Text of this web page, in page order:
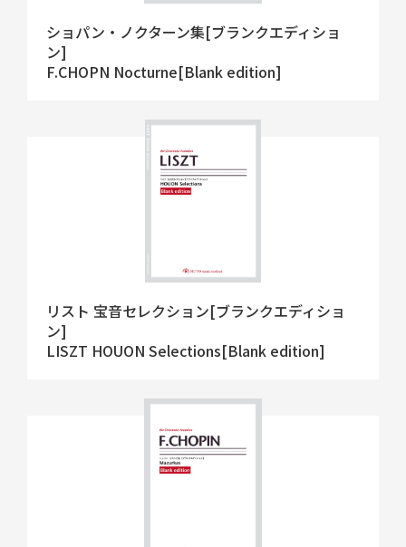
ショパン・ノクターン集[ブランクエディショ
ン]
F.CHOPN Nocturne[Blank edition]
リスト 宝音セレクション[ブランクエディショ
ン]
LISZT HOUON Selections[Blank edition]